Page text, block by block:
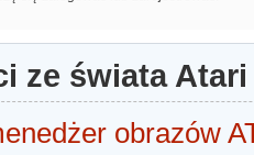
ze świata Atari
obrazów